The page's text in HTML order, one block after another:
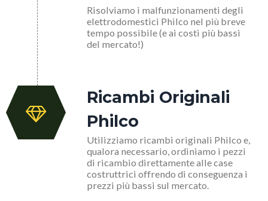
Risolviamo i malfunzionamenti degli
elettrodomestici Philco nel più breve
tempo possibile (e ai costi più bassi
del mercato!)
Ricambi Originali
Philco
Utilizziamo ricambi originali Philco e,
qualora necessario, ordiniamo i pezzi
di ricambio direttamente alle case
costruttrici offrendo di conseguenza i
prezzi più bassi sul mercato.